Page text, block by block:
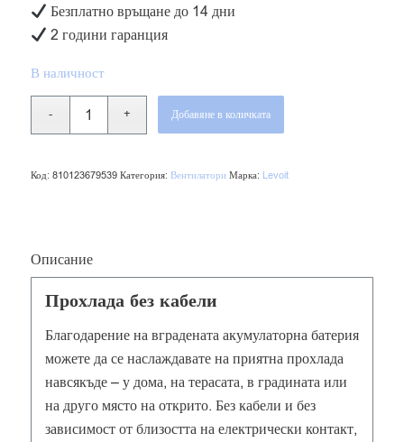
Безплатно връщане до 14 дни
2 години гаранция
В наличност
Добавяне в количката
Код: 810123679539 Категория: Вентилатори Марка: Levoit
Описание
Прохлада без кабели
Благодарение на вградената акумулаторна батерия
можете да се наслаждавате на приятна прохлада
навсякъде – у дома, на терасата, в градината или
на друго място на открито. Без кабели и без
зависимост от близостта на електрически контакт,